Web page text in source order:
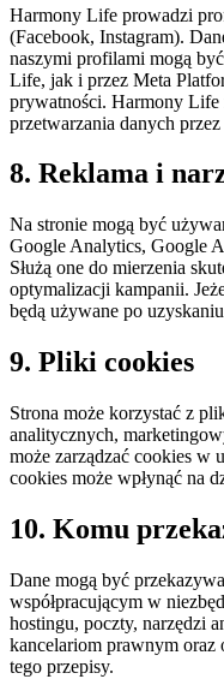
Harmony Life prowadzi
(Facebook, Instagram).
naszymi profilami mogą
Life, jak i przez Meta
prywatności. Harmony Life
przetwarzania danych
8. Reklama i
Na stronie mogą być
Google Analytics, Google
Służą one do mierzenia
optymalizacji kampanii.
będą używane po
9. Pliki cookies
Strona może korzystać z
analitycznych,
może zarządzać cookies w
cookies może wpłynąć na
10. Komu
Dane mogą być
współpracującym w
hostingu, poczty, narzędzi
kancelariom prawnym oraz
tego przepisy.